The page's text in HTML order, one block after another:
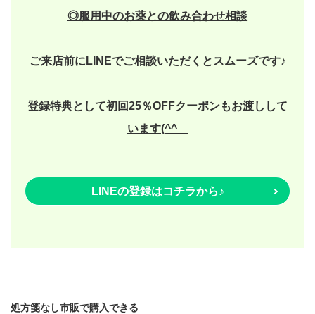
◎服用中のお薬との飲み合わせ相談
ご来店前にLINEでご相談いただくとスムーズです♪
登録特典として初回25％OFFクーポンもお渡しして
います(^^ゞ
LINEの登録はコチラから♪
処方箋なし市販で購入できる